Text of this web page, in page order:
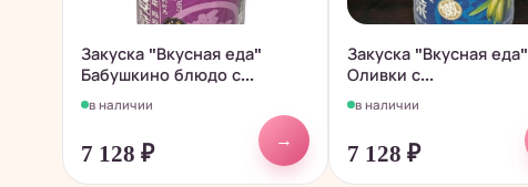
Закуска "Вкусная еда"
Бабушкино блюдо с...
в наличии
7 128 ₽
→
Закуска "Вкусная еда"
Оливки с...
в наличии
7 128 ₽